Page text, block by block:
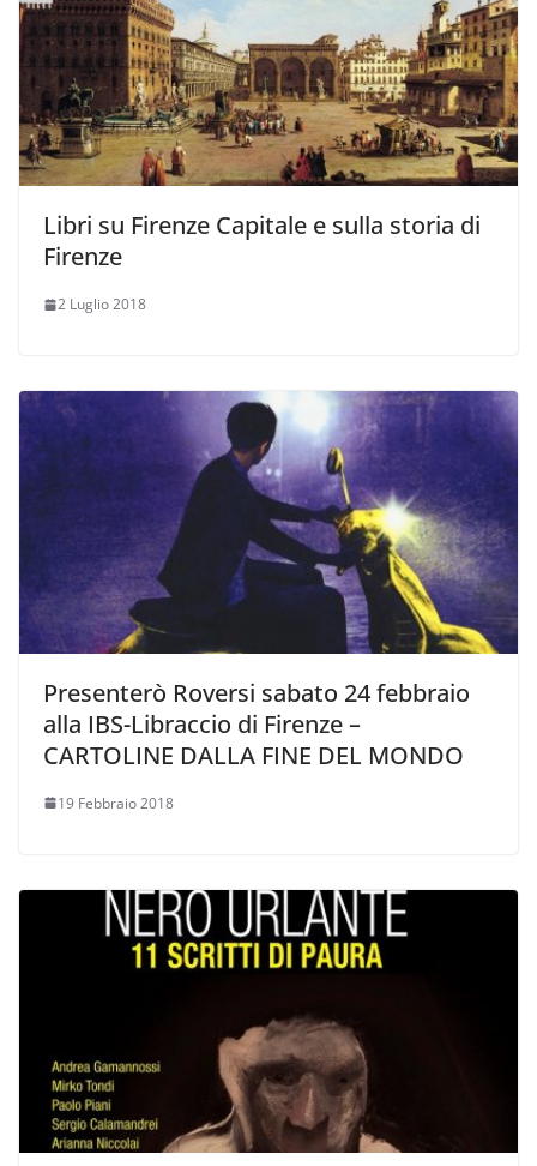
Libri su Firenze Capitale e sulla storia di
Firenze
2 Luglio 2018
Presenterò Roversi sabato 24 febbraio
alla IBS-Libraccio di Firenze –
CARTOLINE DALLA FINE DEL MONDO
19 Febbraio 2018